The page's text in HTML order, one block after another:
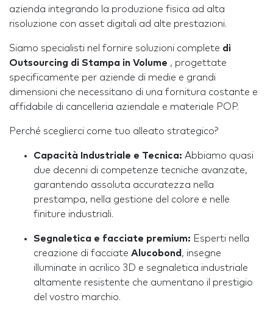
azienda integrando la produzione fisica ad alta
risoluzione con asset digitali ad alte prestazioni.
Siamo specialisti nel fornire soluzioni complete di
Outsourcing di Stampa in Volume , progettate
specificamente per aziende di medie e grandi
dimensioni che necessitano di una fornitura costante e
affidabile di cancelleria aziendale e materiale POP.
Perché sceglierci come tuo alleato strategico?
Capacità Industriale e Tecnica: Abbiamo quasi
due decenni di competenze tecniche avanzate,
garantendo assoluta accuratezza nella
prestampa, nella gestione del colore e nelle
finiture industriali.
Segnaletica e facciate premium: Esperti nella
creazione di facciate Alucobond , insegne
illuminate in acrilico 3D e segnaletica industriale
altamente resistente che aumentano il prestigio
del vostro marchio.